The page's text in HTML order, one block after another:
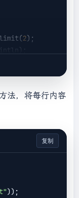
2);
法，将每行内容
复制
));